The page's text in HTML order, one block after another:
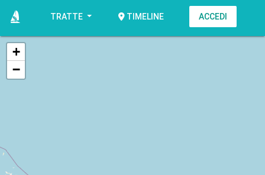
TRATTE TIMELINE ACCEDI
+
−